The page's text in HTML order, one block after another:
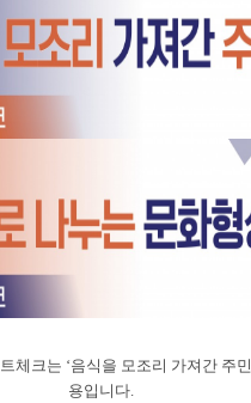
체크는 ‘음식을 모조리 가져간 주민
용입니다.